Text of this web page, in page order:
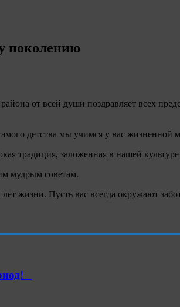
поколению
от всей души поздравляет всех
детства мы учимся у вас жизненной
традиция, заложенная в нашей
мудрым советам.
жизни. Пусть вас всегда окружают